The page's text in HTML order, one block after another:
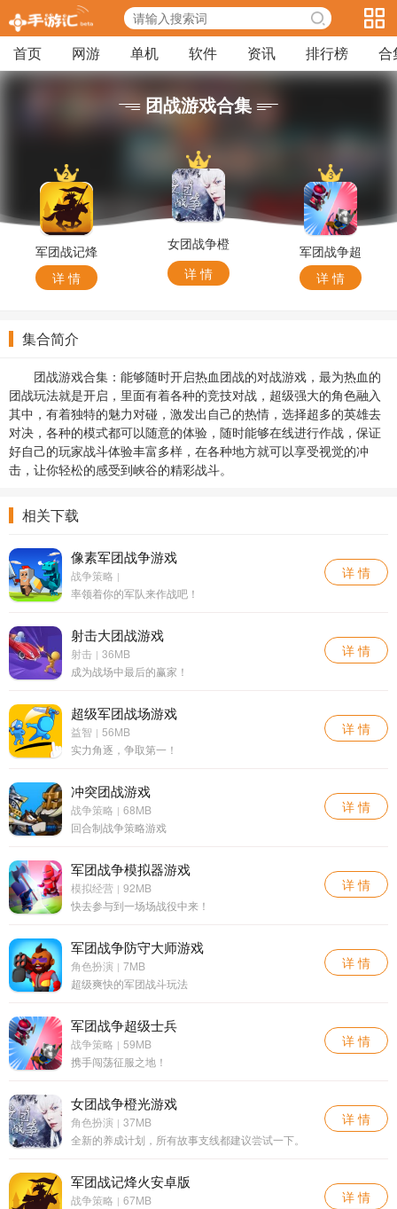
首页 网游 单机 软件 资讯 排行榜 合
团战游戏合集
军团战记烽
火安卓版
详 情
女团战争橙
光游戏
详 情
军团战争超
级士兵
详 情
集合简介
团战游戏合集：能够随时开启热血团战的对战游戏，最为热血的
团战玩法就是开启，里面有着各种的竞技对战，超级强大的角色融入
其中，有着独特的魅力对碰，激发出自己的热情，选择超多的英雄去
对决，各种的模式都可以随意的体验，随时能够在线进行作战，保证
好自己的玩家战斗体验丰富多样，在各种地方就可以享受视觉的冲
击，让你轻松的感受到峡谷的精彩战斗。
相关下载
像素军团战争游戏
战争策略 |
率领着你的军队来作战吧！
详 情
射击大团战游戏
射击 | 36MB
成为战场中最后的赢家！
详 情
超级军团战场游戏
益智 | 56MB
实力角逐，争取第一！
详 情
冲突团战游戏
战争策略 | 68MB
回合制战争策略游戏
详 情
军团战争模拟器游戏
模拟经营 | 92MB
快去参与到一场场战役中来！
详 情
军团战争防守大师游戏
角色扮演 | 7MB
超级爽快的军团战斗玩法
详 情
军团战争超级士兵
战争策略 | 59MB
携手闯荡征服之地！
详 情
女团战争橙光游戏
角色扮演 | 37MB
全新的养成计划，所有故事支线都建议尝试一下。
详 情
军团战记烽火安卓版
战争策略 | 67MB
详 情